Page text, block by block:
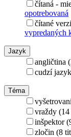
čítaná -
opotrebovaná
čítané
vypredaných
Jazyk
angličtina
cudzí
Téma
vraždy
inšpektor
zločin (8